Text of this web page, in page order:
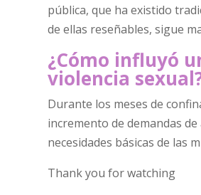
pública, que ha existido
de ellas reseñables, sigue
¿Cómo influyó
violencia
Durante los meses de
incremento de demandas
necesidades básicas de las
Thank you for watching